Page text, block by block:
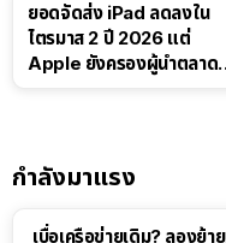
ยอดจัดส่ง iPad ลดลงใน
ไตรมาส 2 ปี 2026 แต่
Apple ยังครองผู้นำตลาด
กำลังมาแรง
เบื่อเครือข่ายเดิม? ลองย้